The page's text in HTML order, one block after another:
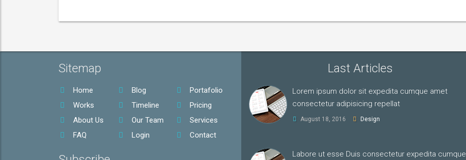
Sitemap
Home Blog
Portafolio
Works
Timeline
Pricing
About Us
Our Team
Services
FAQ
Login Contact
Last Articles
Lorem ipsum dolor sit expedita cumque amet
consectetur adipisicing repellat
August 18, 2016 Design
Labore ut esse Duis consectetur expedita cumque